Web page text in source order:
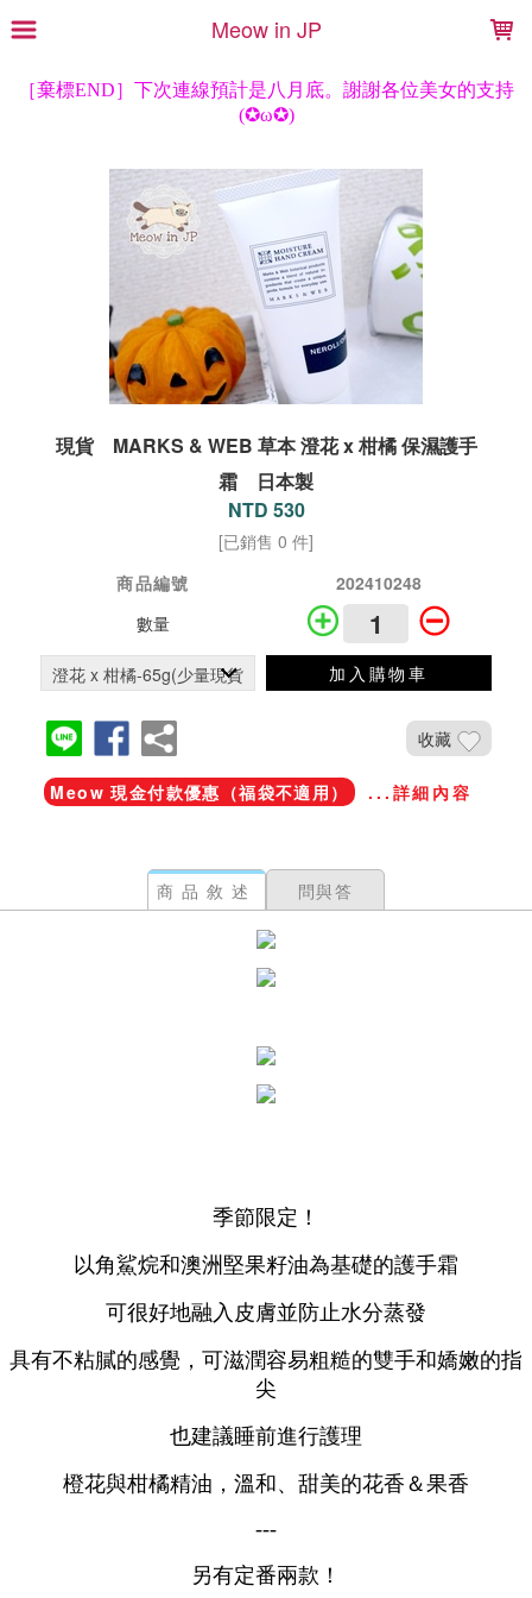
Meow in JP
現貨 MARKS & WEB 草本 澄花 x 柑橘 保濕護手
霜 日本製
NTD 530
[已銷售 0 件]
商品編號
202410248
數量
加入購物車
收藏
Meow 現金付款優惠（福袋不適用） ...詳細內容
商品敘述 問與答